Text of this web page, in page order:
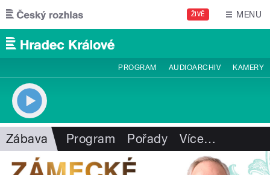
Přejít k hlavnímu obsahu
ŽIVĚ MENU
PROGRAM AUDIOARCHIV KAMERY
Zábava Program Pořady Více…